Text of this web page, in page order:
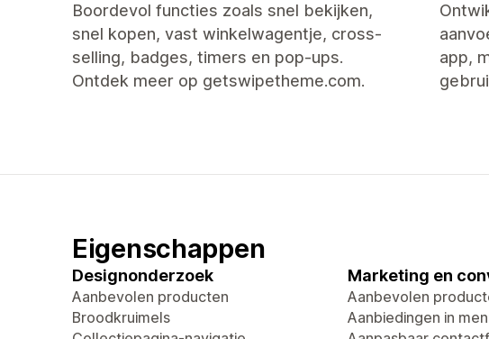
Boordevol functies zoals snel bekijken,
snel kopen, vast winkelwagentje, cross-
selling, badges, timers en pop-ups.
Ontdek meer op getswipetheme.com.
app,
Eigenschappen
Designonderzoek
Aanbevolen producten
Broodkruimels
Marketing en
Aanbevolen
Aanbiedingen in